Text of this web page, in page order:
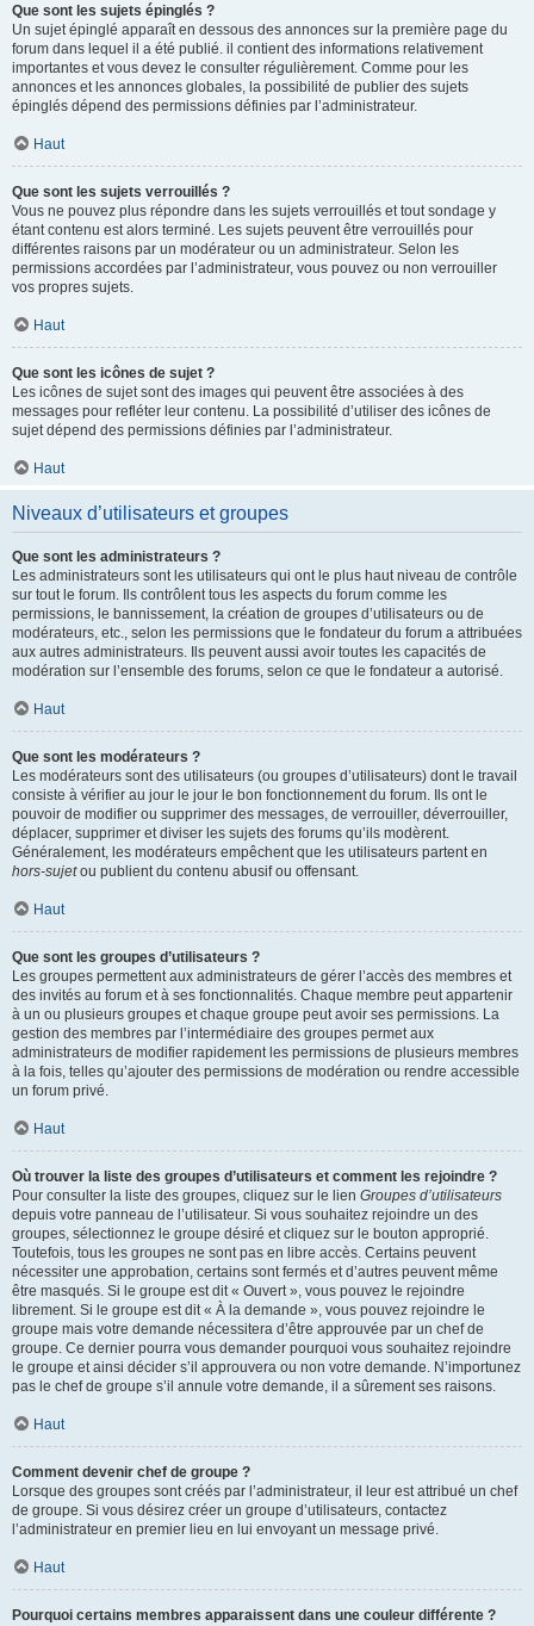
Que sont les sujets épinglés ?
Un sujet épinglé apparaît en dessous des annonces sur la première page du
forum dans lequel il a été publié. il contient des informations relativement
importantes et vous devez le consulter régulièrement. Comme pour les
annonces et les annonces globales, la possibilité de publier des sujets
épinglés dépend des permissions définies par l’administrateur.
Haut
Que sont les sujets verrouillés ?
Vous ne pouvez plus répondre dans les sujets verrouillés et tout sondage y
étant contenu est alors terminé. Les sujets peuvent être verrouillés pour
différentes raisons par un modérateur ou un administrateur. Selon les
permissions accordées par l’administrateur, vous pouvez ou non verrouiller
vos propres sujets.
Haut
Que sont les icônes de sujet ?
Les icônes de sujet sont des images qui peuvent être associées à des
messages pour refléter leur contenu. La possibilité d’utiliser des icônes de
sujet dépend des permissions définies par l’administrateur.
Haut
Niveaux d’utilisateurs et groupes
Que sont les administrateurs ?
Les administrateurs sont les utilisateurs qui ont le plus haut niveau de contrôle
sur tout le forum. Ils contrôlent tous les aspects du forum comme les
permissions, le bannissement, la création de groupes d’utilisateurs ou de
modérateurs, etc., selon les permissions que le fondateur du forum a attribuées
aux autres administrateurs. Ils peuvent aussi avoir toutes les capacités de
modération sur l’ensemble des forums, selon ce que le fondateur a autorisé.
Haut
Que sont les modérateurs ?
Les modérateurs sont des utilisateurs (ou groupes d’utilisateurs) dont le travail
consiste à vérifier au jour le jour le bon fonctionnement du forum. Ils ont le
pouvoir de modifier ou supprimer des messages, de verrouiller, déverrouiller,
déplacer, supprimer et diviser les sujets des forums qu’ils modèrent.
Généralement, les modérateurs empêchent que les utilisateurs partent en
hors-sujetou publient du contenu abusif ou offensant.
Haut
Que sont les groupes d’utilisateurs ?
Les groupes permettent aux administrateurs de gérer l’accès des membres et
des invités au forum et à ses fonctionnalités. Chaque membre peut appartenir
à un ou plusieurs groupes et chaque groupe peut avoir ses permissions. La
gestion des membres par l’intermédiaire des groupes permet aux
administrateurs de modifier rapidement les permissions de plusieurs membres
à la fois, telles qu’ajouter des permissions de modération ou rendre accessible
un forum privé.
Haut
Où trouver la liste des groupes d’utilisateurs et comment les rejoindre ?
Pour consulter la liste des groupes, cliquez sur le lien Groupes d’utilisateurs
depuis votre panneau de l’utilisateur. Si vous souhaitez rejoindre un des
groupes, sélectionnez le groupe désiré et cliquez sur le bouton approprié.
Toutefois, tous les groupes ne sont pas en libre accès. Certains peuvent
nécessiter une approbation, certains sont fermés et d’autres peuvent même
être masqués. Si le groupe est dit « Ouvert », vous pouvez le rejoindre
librement. Si le groupe est dit « À la demande », vous pouvez rejoindre le
groupe mais votre demande nécessitera d’être approuvée par un chef de
groupe. Ce dernier pourra vous demander pourquoi vous souhaitez rejoindre
le groupe et ainsi décider s’il approuvera ou non votre demande. N’importunez
pas le chef de groupe s’il annule votre demande, il a sûrement ses raisons.
Haut
Comment devenir chef de groupe ?
Lorsque des groupes sont créés par l’administrateur, il leur est attribué un chef
de groupe. Si vous désirez créer un groupe d’utilisateurs, contactez
l’administrateur en premier lieu en lui envoyant un message privé.
Haut
Pourquoi certains membres apparaissent dans une couleur différente ?